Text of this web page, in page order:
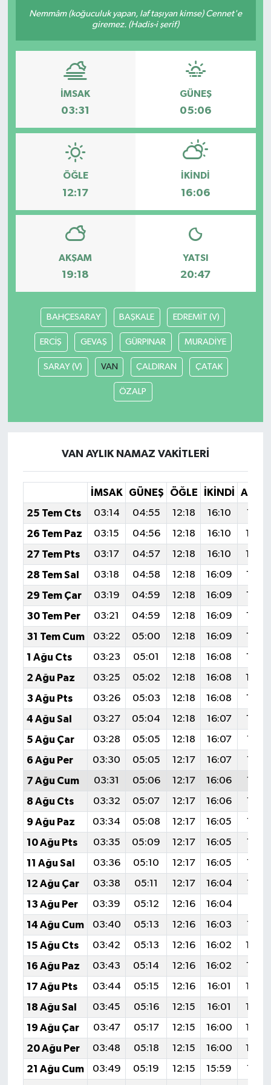
Nemmâm (koğuculuk yapan, laf taşıyan kimse) Cennet'e
giremez. (Hadis-i şerif)
İMSAK
03:31
GÜNEŞ
05:06
ÖĞLE
12:17
İKINDI
16:06
AKŞAM
19:18
YATSI
20:47
BAHÇESARAY BAŞKALE EDREMİT (V)
ERCİŞ GEVAŞ GÜRPINAR MURADİYE
SARAY (V) VAN ÇALDIRAN ÇATAK
ÖZALP
VAN AYLIK NAMAZ VAKITLERI
İMSAK GÜNEŞ ÖĞLE İKINDI
25 Tem Cts
03:14 04:55 12:18 16:10
19:31
26 Tem Paz
03:15 04:56 12:18 16:10
27 Tem Pts
03:17 04:57 12:18 16:10
28 Tem Sal
03:18 04:58 12:18 16:09
19:28
29 Tem Çar
03:19 04:59 12:18 16:09
19:27
30 Tem Per
03:21 04:59 12:18 16:09
19:27
31 Tem Cum
03:22 05:00 12:18 16:09
19:26
1 Ağu Cts
03:23 05:01 12:18 16:08
19:25
2 Ağu Paz
03:25 05:02 12:18 16:08
3 Ağu Pts
03:26 05:03 12:18 16:08
19:23
4 Ağu Sal
03:27 05:04 12:18 16:07
19:22
5 Ağu Çar
03:28 05:05 12:18 16:07
19:21
6 Ağu Per
03:30 05:05 12:17 16:07
19:19
7 Ağu Cum
03:31 05:06 12:17 16:06
19:18
8 Ağu Cts
03:32 05:07 12:17 16:06
19:17
9 Ağu Paz
03:34 05:08 12:17 16:05
19:16
10 Ağu Pts
03:35 05:09 12:17 16:05
19:15
11 Ağu Sal
03:36 05:10 12:17 16:05
19:14
12 Ağu Çar
03:38 05:11 12:17 16:04
19:12
13 Ağu Per
03:39 05:12 12:16 16:04
14 Ağu Cum
03:40 05:13 12:16 16:03
19:10
15 Ağu Cts
03:42 05:13 12:16 16:02
16 Ağu Paz
03:43 05:14 12:16 16:02
19:07
17 Ağu Pts
03:44 05:15 12:16 16:01
18 Ağu Sal
03:45 05:16 12:15 16:01
19 Ağu Çar
03:47 05:17 12:15 16:00
20 Ağu Per
03:48 05:18 12:15 16:00
21 Ağu Cum
03:49 05:19 12:15 15:59
19:01